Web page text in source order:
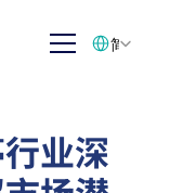
业深
简体中文